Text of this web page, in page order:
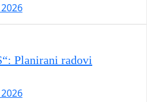
Planirani radovi